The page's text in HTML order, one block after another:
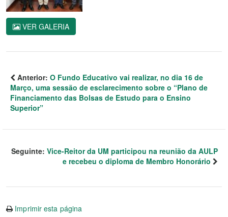
VER GALERIA
Anterior: O Fundo Educativo vai realizar, no dia 16 de
Março, uma sessão de esclarecimento sobre o “Plano de
Financiamento das Bolsas de Estudo para o Ensino
Superior”
Seguinte: Vice-Reitor da UM participou na reunião da AULP
e recebeu o diploma de Membro Honorário
Imprimir esta página